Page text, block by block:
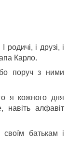
родичі, і друзі, і
Карло.
поруч з ними
я кожного дня
алфавіт
батькам і